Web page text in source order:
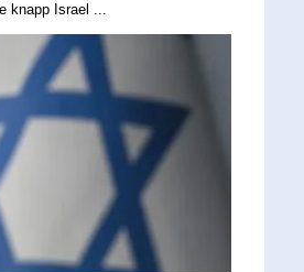
knapp Israel ...